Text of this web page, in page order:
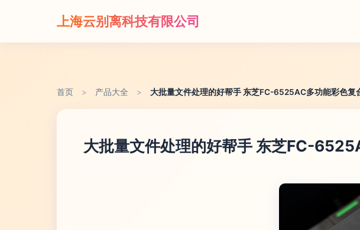
上海云别离科技有限公司
首页 > 产品大全 > 大批量文件处理的好帮手 东芝FC-6525AC多功能彩色复
大批量文件处理的好帮手 东芝FC-